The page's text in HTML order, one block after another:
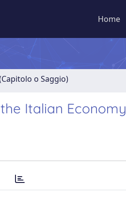
Home
o Saggio)
Italian Economy